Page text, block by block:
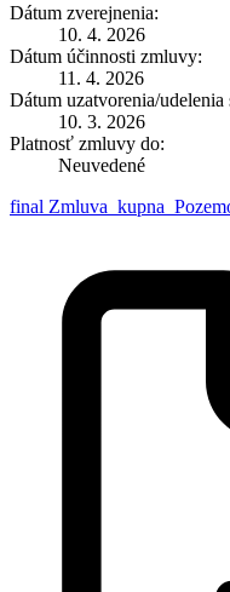
Dátum zverejnenia:
10. 4. 2026
Dátum účinnosti zmluvy:
11. 4. 2026
Dátum uzatvorenia/
10. 3. 2026
Platnosť zmluvy do:
Neuvedené
final